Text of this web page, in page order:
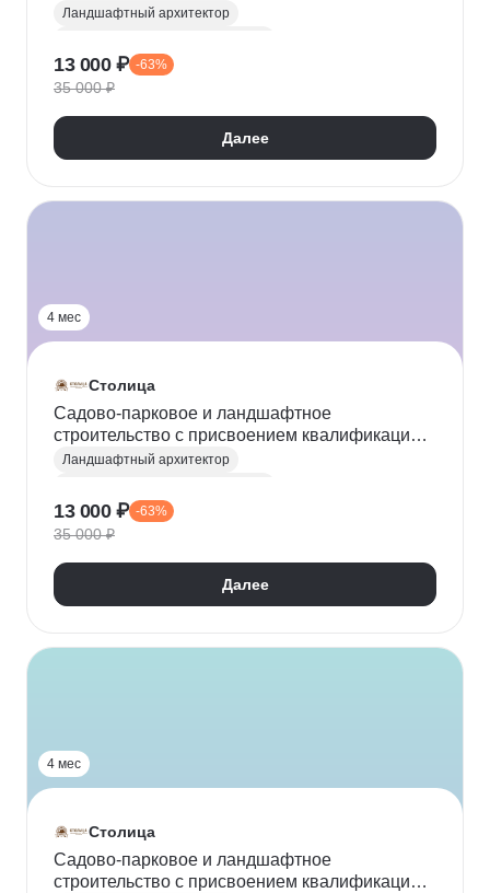
«Ландшафтный архитектор»
Ландшафтный архитектор
Ландшафтный дизайн
SketchUp
Сметное дело
Озеленение
Дендрология
Благоустройство
13 000 ₽ -63%
35 000 ₽
Далее
4 мес
Столица
Садово-парковое и ландшафтное
строительство с присвоением квалификации
«Ландшафтный архитектор»
Ландшафтный архитектор
3D моделирование
AutoCAD
Создание чертежей
Цветоводство
Почвоведение
13 000 ₽ -63%
35 000 ₽
Далее
4 мес
Столица
Садово-парковое и ландшафтное
строительство с присвоением квалификации